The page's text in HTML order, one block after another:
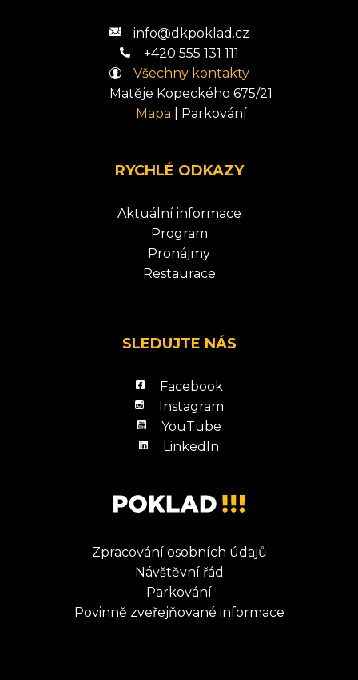
info@dkpoklad.cz
+420 555 131 111
Všechny kontakty
Matěje Kopeckého 675/21
Mapa
Parkování
RYCHLÉ ODKAZY
Aktuální informace
Program
Pronájmy
Restaurace
SLEDUJTE NÁS
Facebook
Instagram
YouTube
LinkedIn
Zpracování osobních údajů
Návštěvní řád
Parkování
Povinně zveřejňované informace